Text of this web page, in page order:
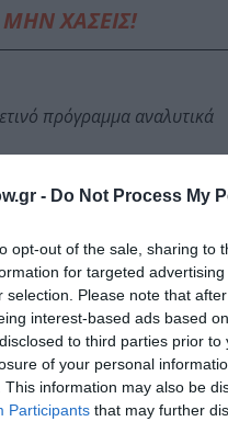
- Do Not Process My
opt-out of the sale, sharing to
for targeted
selection. Please note that
interest-based ads based
to third parties prior
of your personal
This information may also be
Participants that may further
ΜΗΝ ΧΑΣΕΙΣ!
πρόγραμμα αναλυτικά
Μοσχόπουλο στο Αρχαίο